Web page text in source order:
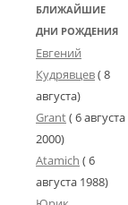
БЛИЖАЙШИЕ
ДНИ РОЖДЕНИЯ
Евгений
Кудрявцев( 8
августа)
Grant(6 августа
2000)
Atamich (6
августа 1988)